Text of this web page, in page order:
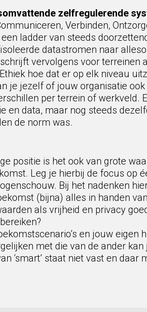
zelfregulerende
Verbinden,
ladder van steeds
datastromen naar
vervolgens voor terreinen
hoe dat er op elk niveau
je jezelf of jouw organisatie
per terrein of werkveld.
en data, maar nog steeds
de norm was.
positie is het ook van grote
Leg je hierbij de focus op
Bij het nadenken
(bijna) alles in handen
als vrijheid en privacy
en jouw eigen
met die van de ander
‘smart’ staat niet vast en daar